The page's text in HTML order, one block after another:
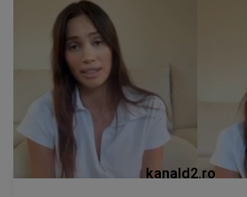
kanald2.ro